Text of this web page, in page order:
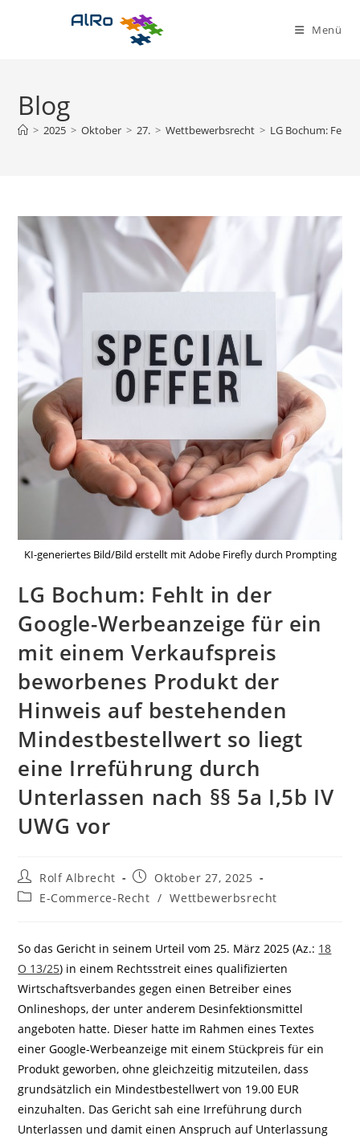
Menü
Blog
> 2025 > Oktober > 27. > Wettbewerbsrecht > LG Bochum:
KI-generiertes Bild/Bild erstellt mit Adobe Firefly durch Prompting
LG Bochum: Fehlt in der
Google-Werbeanzeige für ein
mit einem Verkaufspreis
beworbenes Produkt der
Hinweis auf bestehenden
Mindestbestellwert so liegt
eine Irreführung durch
Unterlassen nach §§ 5a I,5b IV
UWG vor
Beitrags-
Autor:
Rolf Albrecht
Beitrag
veröffentlicht:
Oktober 27, 2025
Beitrags-
E-Commerce-Recht / Wettbewerbsrecht
So das Gericht in seinem Urteil vom 25. März 2025 (Az.: 18
O 13/25) in einem Rechtsstreit eines qualifizierten
Wirtschaftsverbandes gegen einen Betreiber eines
Onlineshops, der unter anderem Desinfektionsmittel
angeboten hatte. Dieser hatte im Rahmen eines Textes
einer Google-Werbeanzeige mit einem Stückpreis für ein
Produkt geworben, ohne gleichzeitig mitzuteilen, dass
grundsätzlich ein Mindestbestellwert von 19.00 EUR
einzuhalten. Das Gericht sah eine Irreführung durch
Unterlassen und damit einen Anspruch auf Unterlassung